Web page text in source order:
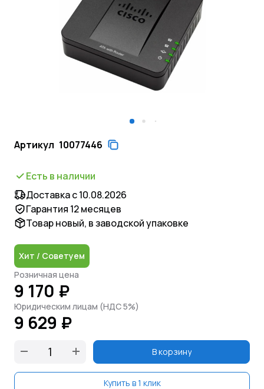
Артикул 10077446
Есть в наличии
Доставка с 10.08.2026
Гарантия 12 месяцев
Товар новый, в заводской упаковке
Хит / Советуем
Розничная цена
9 170 ₽
Юридическим лицам (НДС 5%)
9 629 ₽
В корзину
Купить в 1 клик